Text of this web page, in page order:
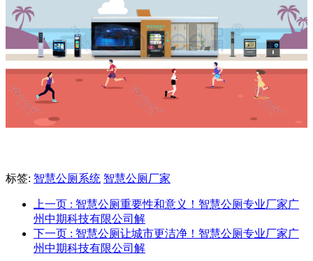
标签: 智慧公厕系统 智慧公厕厂家
上一页 : 智慧公厕重要性和意义！智慧公厕专业厂家广
州中期科技有限公司解
下一页 : 智慧公厕让城市更洁净！智慧公厕专业厂家广
州中期科技有限公司解